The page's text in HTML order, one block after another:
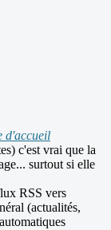
d'accueil
c'est vrai que la
surtout si elle
RSS vers
(actualités,